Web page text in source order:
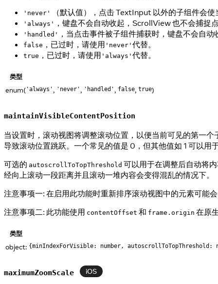
'never' （默认值），点击 TextInput 以外的子组件会
'always' ，键盘不会自动收起，ScrollView 也不会捕捉
'handled' ，当点击事件被子组件捕获时，键盘不会自
false ，已过时，请使用 'never' 代替。
true ，已过时，请使用 'always' 代替。
类型
enum( 'always' , 'never' , 'handled' , false, true)
maintainVisibleContentPosition
当设置时，滚动视图将调整滚动位置，以便当前可见的第一
导致滚动位置跳跃。一个常见的值是 0，但其他值如 1 可以
可选的 autoscrollToTopThreshold 可以用于在调整后自动将
经向上滚动一段距离并且滚动一堆内容会变得混乱的情况下。
注意事项一: 在启用此功能时重新排序滚动视图中的元素可能
注意事项二: 此功能使用 contentOffset 和 frame.origin 在原
类型
object: {minIndexForVisible: number, autoscrollToTopThreshold:
maximumZoomScale iOS